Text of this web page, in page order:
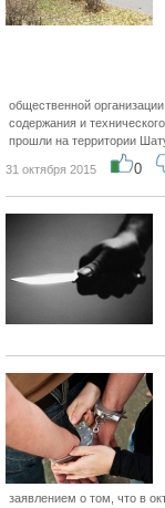
общественной
содержания и
прошли на территории
31 октября 2015 0
заявлением о том, что в